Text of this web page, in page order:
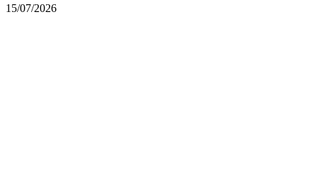
15/07/2026